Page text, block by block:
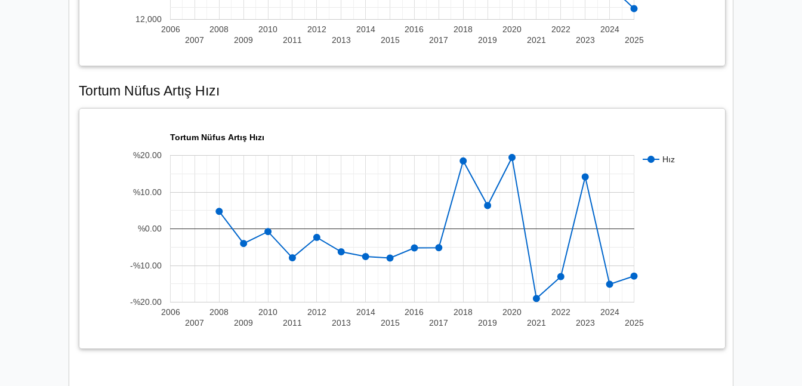
2006
2007
2008
2009
2010
2011
2012
2013
2014
2015
2016
2017
2018
2019
2020
2021
2022
2023
2024
2025
12,000
Tortum Nüfus Artış Hızı
Tortum Nüfus Artış Hızı
Hız
2006
2007
2008
2009
2010
2011
2012
2013
2014
2015
2016
2017
2018
2019
2020
2021
2022
2023
2024
2025
-%20.00
-%10.00
%0.00
%10.00
%20.00